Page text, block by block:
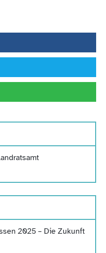
2025 – Die Zukunft